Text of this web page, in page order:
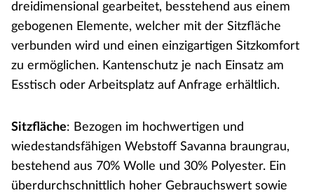
dreidimensional gearbeitet, besstehend aus einem
gebogenen Elemente, welcher mit der Sitzfläche
verbunden wird und einen einzigartigen Sitzkomfort
zu ermöglichen. Kantenschutz je nach Einsatz am
Esstisch oder Arbeitsplatz auf Anfrage erhältlich.
Sitzfläche: Bezogen im hochwertigen und
wiedestandsfähigen Webstoff Savanna braungrau,
bestehend aus 70% Wolle und 30% Polyester. Ein
überdurchschnittlich hoher Gebrauchswert sowie